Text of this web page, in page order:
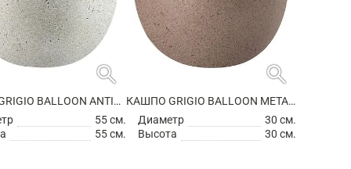
search
КАШПО GRIGIO BALLOON ANTIQUE WHITE
55 см.
55 см.
search
КАШПО GRIGIO BALLOON METALLIC BRONZE
Диаметр
30 см.
Высота
30 см.